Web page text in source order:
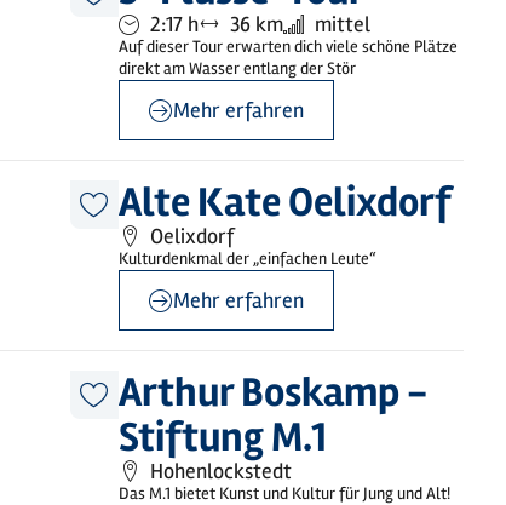
Artikel
merken
Dauer:
2:17 h Entfernung:
36 km Anforderung:
mittel
Auf dieser Tour erwarten dich viele schöne Plätze
direkt am Wasser entlang der Stör
Mehr erfahren
Diesen
Artikel
merken
Alte Kate Oelixdorf
Oelixdorf
Kulturdenkmal der „einfachen Leute“
Mehr erfahren
Diesen
Artikel
merken
Arthur Boskamp -
Stiftung M.1
Hohenlockstedt
Das M.1 bietet Kunst und Kultur für Jung und Alt!